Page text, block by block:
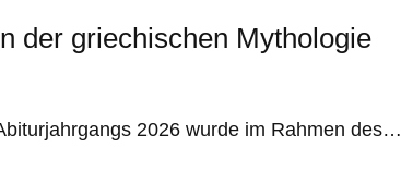
der griechischen Mythologie
2026 wurde im Rahmen des…